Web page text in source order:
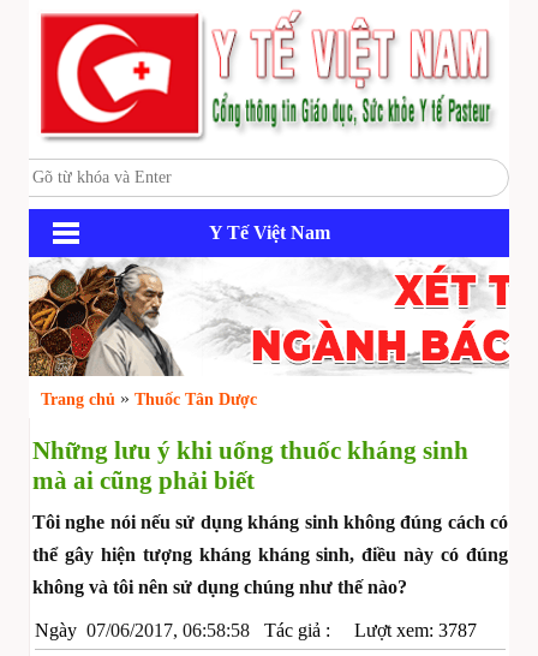
Y Tế Việt Nam
Trang chủ » Thuốc Tân Dược
Những lưu ý khi uống thuốc kháng sinh
mà ai cũng phải biết
Tôi nghe nói nếu sử dụng kháng sinh không đúng cách có
thể gây hiện tượng kháng kháng sinh, điều này có đúng
không và tôi nên sử dụng chúng như thế nào?
Ngày 07/06/2017, 06:58:58 Tác giả : Lượt xem: 3787